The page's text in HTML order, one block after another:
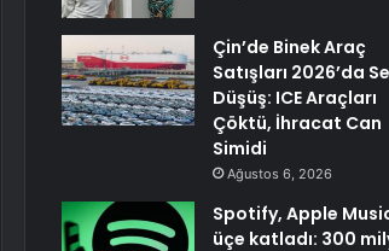
Çin’de Binek Araç
Satışları 2026’da
Düşüş: ICE Araçları
Çöktü, İhracat Can
Simidi
Ağustos 6, 2026
Spotify, Apple
üçe katladı: 300